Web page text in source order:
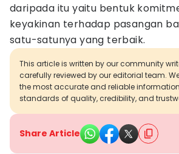
daripada itu yaitu bentuk
keyakinan terhadap pasangan
satu-satunya yang terbaik.
This article is written by our community
carefully reviewed by our editorial team.
the most accurate and reliable
standards of quality, credibility, and
Share Article